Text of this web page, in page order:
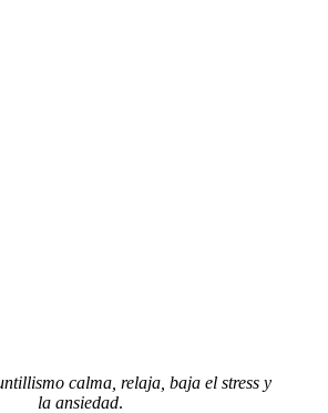
calma, relaja, baja el stress y
la ansiedad.